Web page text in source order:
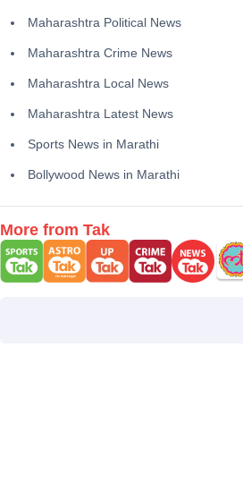
Maharashtra Political News
Maharashtra Crime News
Maharashtra Local News
Maharashtra Latest News
Sports News in Marathi
Bollywood News in Marathi
More from Tak